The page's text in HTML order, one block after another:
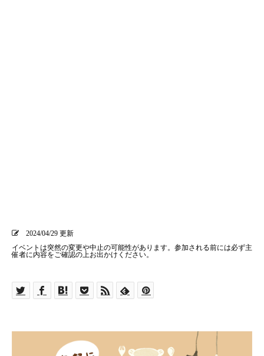
2024/04/29 更新
イベントは突然の変更や中止の可能性があります。参加される前には必ず主
催者に内容をご確認の上お出かけください。